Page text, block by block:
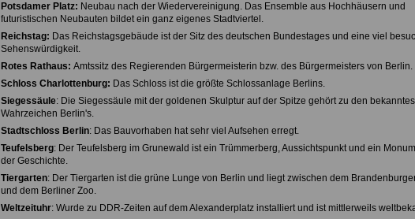
Potsdamer Platz: Neubau nach der Wiedervereinigung. Das Ensemble aus Hochhäusern und
futuristischen Neubauten bildet ein ganz eigenes Stadtviertel.
Reichstag: Das Reichstagsgebäude ist der Sitz des deutschen Bundestages und eine viel
Sehenswürdigkeit.
Rotes Rathaus: Amtssitz des Regierenden Bürgermeisterin bzw. des Bürgermeisters von Berlin.
Schloss Charlottenburg: Das Schloss ist die größte Schlossanlage Berlins.
Siegessäule: Die Siegessäule mit der goldenen Skulptur auf der Spitze gehört zu den
Wahrzeichen Berlin's.
Stadtschloss Berlin: Das Bauvorhaben hat sehr viel Aufsehen erregt.
Teufelsberg: Der Teufelsberg im Grunewald ist ein Trümmerberg, Aussichtspunkt und ein
der Geschichte.
Tiergarten: Der Tiergarten ist die grüne Lunge von Berlin und liegt zwischen dem
und dem Berliner Zoo.
Weltzeituhr: Wurde zu DDR-Zeiten auf dem Alexanderplatz installiert und ist mittlerweils